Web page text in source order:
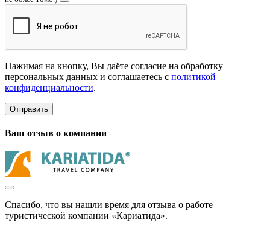
Нажимая на кнопку, Вы даёте согласие на обработку
персональных данных и соглашаетесь с политикой
конфиденциальности.
Отправить
Ваш отзыв о компании
Спасибо, что вы нашли время для отзыва о работе
туристической компании «Кариатида».